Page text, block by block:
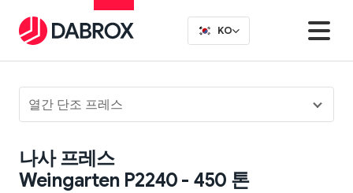
열간 단조 프레스
나사 프레스
Weingarten P2240 - 450 톤